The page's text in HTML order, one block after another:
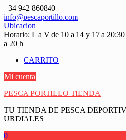
Saltar
contenido
+34 942 860840
info@pescaportillo.com
Ubicacion
Horario: L a V de 10 a 14 y 17 a 20:30
a 20 h
CARRITO
Mi cuenta
PESCA PORTILLO TIENDA
TU TIENDA DE PESCA
URDIALES
0